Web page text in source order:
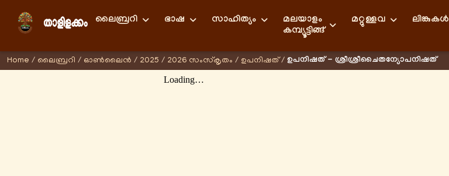
ലൈബ്രറി ഭാഷ സാഹിത്യം
മലയാളം
കമ്പ്യൂട്ടിങ്ങ്
മറ്റുള്ളവ ലിങ്കുകള്‍
Home / ലൈബ്രറി / ഓണ്‍ലൈന്‍ / 2025 / 2026 സംസ്കൃതം / ഉപനിഷത് / ഉപനിഷത് - ശ്രീശ്രീചൈതന്യോപനിഷത്